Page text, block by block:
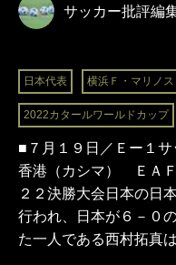
サッカー批評編
日本代表 横浜Ｆ・マリノス
2022カタールワールドカップ
■７月１９日／Ｅー１
香港（カシマ） ＥＡ
２２決勝大会日本の日
行われ、日本が６－０
た一人である西村拓真